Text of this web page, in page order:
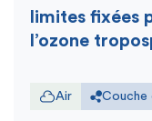
limites fixées
l’ozone
Air Couche